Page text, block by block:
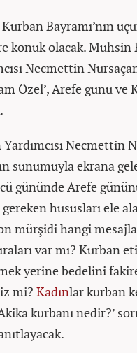
Bayramı’nın
konuk olacak. Muhsin
Necmettin
Özel’, Arefe günü ve
Necmettin
sunumuyla ekrana
gününde Arefe
hususları ele
mürşidi hangi
var mı? Kurban
yerine bedelini
mi? Kadınlar kurban
kurbanı nedir?’